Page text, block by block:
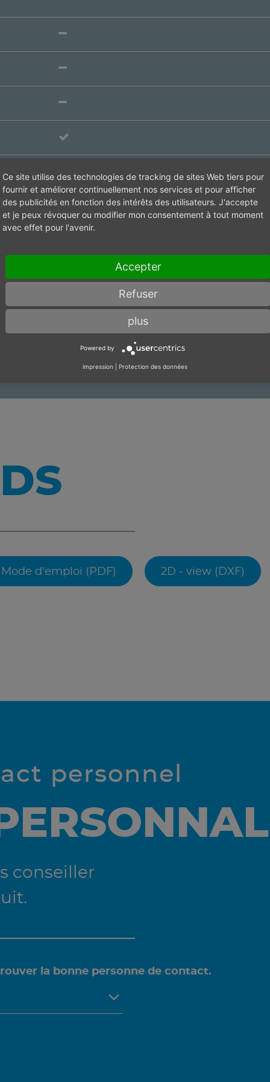
Cylindre
Standard
< 10 morceaux
Mode d'emploi (PDF) 2D - view (DXF)
personnel
conseiller
la bonne personne de contact.
Ce site utilise des technologies de tracking de sites Web tiers pour
fournir et améliorer continuellement nos services et pour afficher
des publicités en fonction des intérêts des utilisateurs. J'accepte
et je peux révoquer ou modifier mon consentement à tout moment
avec effet pour l'avenir.
Accepter
Refuser
plus
Powered by
impression Protection des données